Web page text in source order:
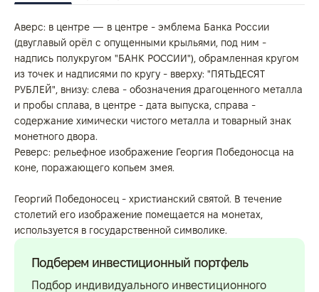
Аверс: в центре — в центре - эмблема Банка России
(двуглавый орёл с опущенными крыльями, под ним -
надпись полукругом "БАНК РОССИИ"), обрамленная кругом
из точек и надписями по кругу - вверху: "ПЯТЬДЕСЯТ
РУБЛЕЙ", внизу: слева - обозначения драгоценного металла
и пробы сплава, в центре - дата выпуска, справа -
содержание химически чистого металла и товарный знак
монетного двора.
Реверс: рельефное изображение Георгия Победоносца на
коне, поражающего копьем змея.
Георгий Победоносец - христианский святой. В течение
столетий его изображение помещается на монетах,
используется в государственной символике.
Подберем инвестиционный портфель
Подбор индивидуального инвестиционного